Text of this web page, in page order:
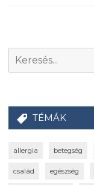
TÉMÁK
allergia betegség
család egészség